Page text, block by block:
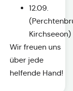
12.09.
Kirchseeon)
Wir freuen uns
über jede
helfende Hand!